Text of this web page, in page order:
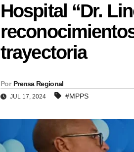
Hospital “Dr.
trayectoria
Por Prensa Regional
JUL 17, 2024 #MPPS